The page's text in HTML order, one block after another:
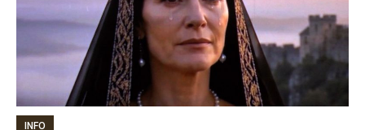
INFO